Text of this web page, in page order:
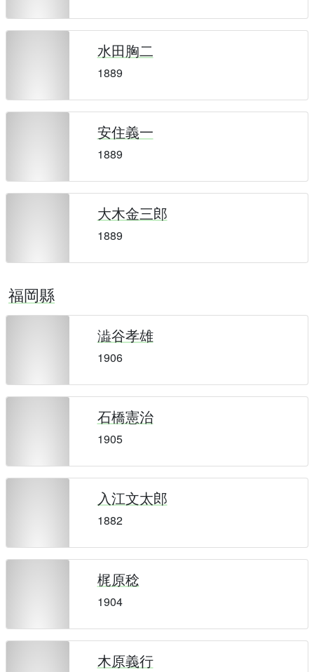
水田胸二
1889
安住義一
1889
大木金三郎
1889
福岡縣
澁谷孝雄
1906
石橋憲治
1905
入江文太郎
1882
梶原稔
1904
木原義行